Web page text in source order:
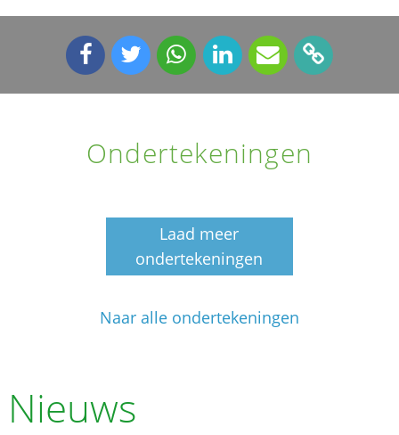
Ondertekeningen
Laad meer
ondertekeningen
Naar alle ondertekeningen
Nieuws